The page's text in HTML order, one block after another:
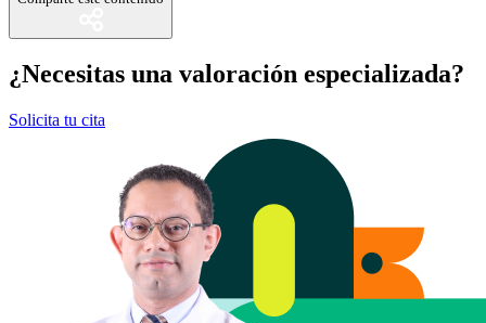
¿Necesitas una valoración especializada?
Solicita tu cita